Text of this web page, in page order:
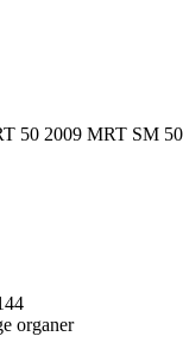
50 2009 MRT SM 50
organer